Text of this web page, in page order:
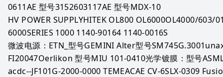
0611AE 型号3152603117AE 型号MDX-10
HV POWER SUPPLYHITEK OL800 OL6000OL4000/603/
6000SERIES 1000 1140-90164 1140-0016S
微波电源：ETN_型号GEMINI Alter型号
FI20047Oerlikon 型号MIU 101-0410光学镀膜：型号
acdc--JF101G-2000-0000 TEMEACAE CV-6SLX-0309